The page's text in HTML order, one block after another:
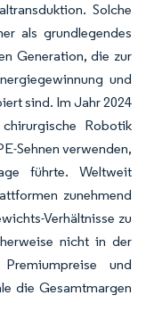
Solche
als grundlegendes
Generation, die zur
und
sind. Im Jahr 2024
Robotik
Sehnen verwenden,
führte. Weltweit
zunehmend
Verhältnisse zu
nicht in der
und
die Gesamtmargen